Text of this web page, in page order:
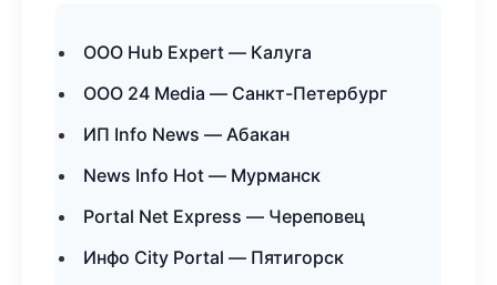
ООО Hub Expert — Калуга
ООО 24 Media — Санкт-Петербург
ИП Info News — Абакан
News Info Hot — Мурманск
Portal Net Express — Череповец
Инфо City Portal — Пятигорск